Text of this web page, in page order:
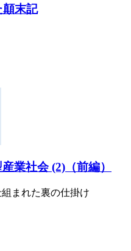
顛末記
業社会 (2)（前編）
まれた裏の仕掛け